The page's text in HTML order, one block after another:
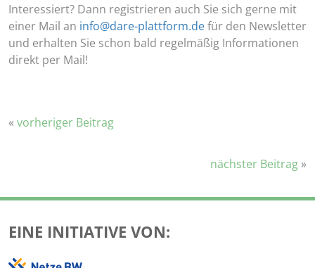
Interessiert? Dann registrieren auch Sie sich gerne mit
einer Mail an info@dare-plattform.defür den Newsletter
und erhalten Sie schon bald regelmäßig Informationen
direkt per Mail!
« vorheriger Beitrag
nächster Beitrag »
EINE INITIATIVE VON: